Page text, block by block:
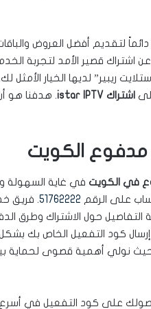
لتقديم أفضل العروض
قصير الأمد لتجربة
ريبير” لديها الخيار الأمثل
اشتراك istar IPTV
في غاية السهولة
على الرقم 51762222. فريق
حول الاشتراك وطرق
كود التفعيل الخاص بك
نولي أهمية قصوى لحماية
على كود التفعيل في